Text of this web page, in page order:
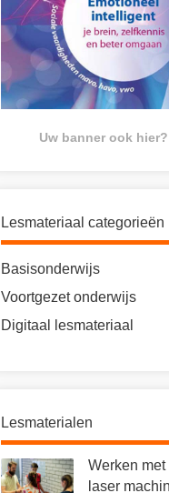
Uw banner ook hier?
Lesmateriaal categorieën
Basisonderwijs
Voortgezet onderwijs
Digitaal lesmateriaal
Lesmaterialen
Werken met
laser